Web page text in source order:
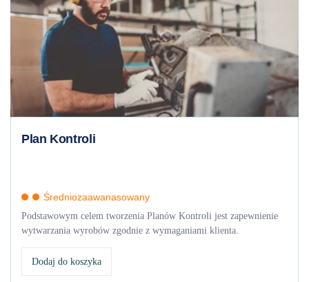
Plan Kontroli
Średniozaawanasowany
Podstawowym celem tworzenia Planów Kontroli jest zapewnienie
wytwarzania wyrobów zgodnie z wymaganiami klienta.
Dodaj do koszyka